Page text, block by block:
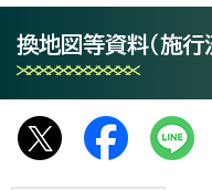
換地図等資料（施